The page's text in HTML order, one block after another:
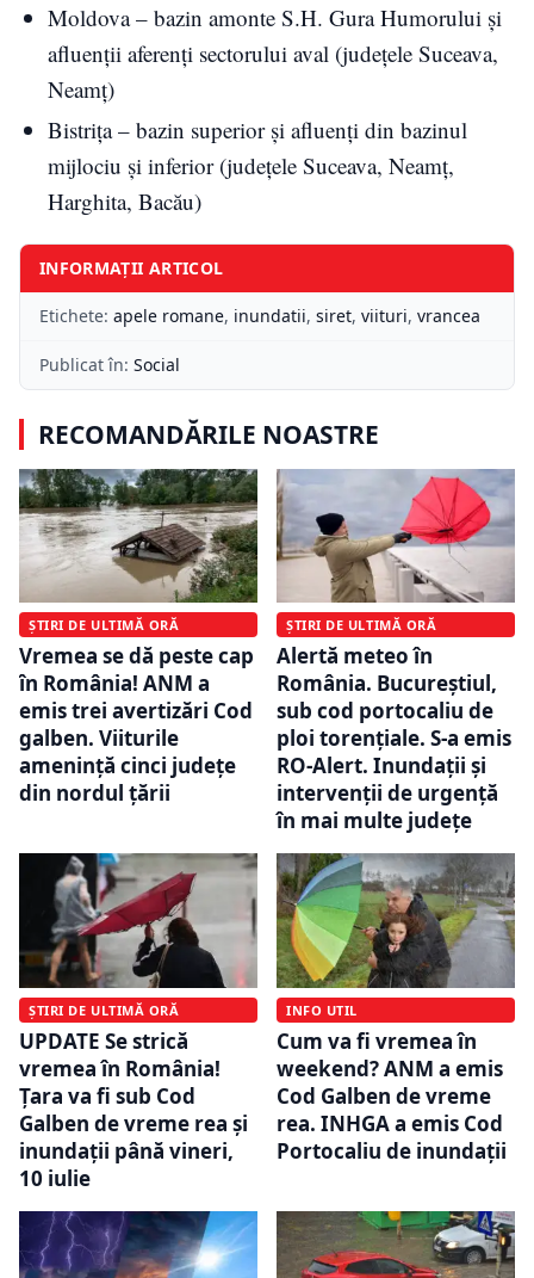
Moldova – bazin amonte S.H. Gura Humorului și
afluenții aferenți sectorului aval (județele Suceava,
Neamț)
Bistrița – bazin superior și afluenți din bazinul
mijlociu și inferior (județele Suceava, Neamț,
Harghita, Bacău)
INFORMAȚII ARTICOL
Etichete: apele romane, inundatii, siret, viituri, vrancea
Publicat în: Social
RECOMANDĂRILE NOASTRE
ȘTIRI DE ULTIMĂ ORĂ
Vremea se dă peste cap
în România! ANM a
emis trei avertizări Cod
galben. Viiturile
amenință cinci județe
din nordul țării
ȘTIRI DE ULTIMĂ ORĂ
Alertă meteo în
România. Bucureștiul,
sub cod portocaliu de
ploi torențiale. S-a emis
RO-Alert. Inundații și
intervenții de urgență
în mai multe județe
ȘTIRI DE ULTIMĂ ORĂ
UPDATE Se strică
vremea în România!
Țara va fi sub Cod
Galben de vreme rea și
inundații până vineri,
10 iulie
INFO UTIL
Cum va fi vremea în
weekend? ANM a emis
Cod Galben de vreme
rea. INHGA a emis Cod
Portocaliu de inundații